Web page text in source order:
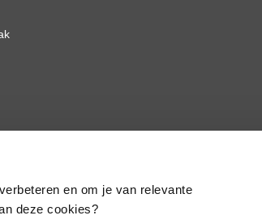
en om je van relevante
deze cookies?